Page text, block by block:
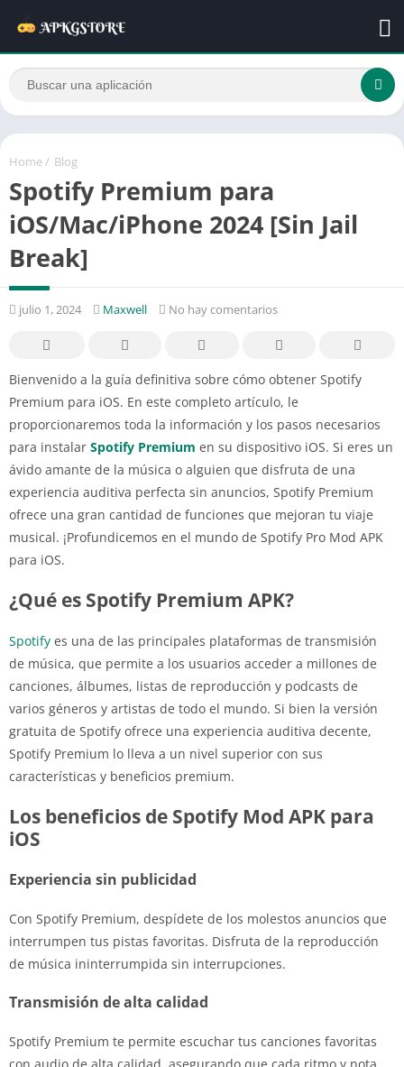
Home / Blog
Spotify Premium para
iOS/Mac/iPhone 2024 [Sin Jail
Break]
julio 1, 2024 Maxwell No hay comentarios
Bienvenido a la guía definitiva sobre cómo obtener Spotify
Premium para iOS. En este completo artículo, le
proporcionaremos toda la información y los pasos necesarios
para instalar Spotify Premium en su dispositivo iOS. Si eres un
ávido amante de la música o alguien que disfruta de una
experiencia auditiva perfecta sin anuncios, Spotify Premium
ofrece una gran cantidad de funciones que mejoran tu viaje
musical. ¡Profundicemos en el mundo de Spotify Pro Mod APK
para iOS.
¿Qué es Spotify Premium APK?
Spotify es una de las principales plataformas de transmisión
de música, que permite a los usuarios acceder a millones de
canciones, álbumes, listas de reproducción y podcasts de
varios géneros y artistas de todo el mundo. Si bien la versión
gratuita de Spotify ofrece una experiencia auditiva decente,
Spotify Premium lo lleva a un nivel superior con sus
características y beneficios premium.
Los beneficios de Spotify Mod APK para
iOS
Experiencia sin publicidad
Con Spotify Premium, despídete de los molestos anuncios que
interrumpen tus pistas favoritas. Disfruta de la reproducción
de música ininterrumpida sin interrupciones.
Transmisión de alta calidad
Spotify Premium te permite escuchar tus canciones favoritas
con audio de alta calidad, asegurando que cada ritmo y nota